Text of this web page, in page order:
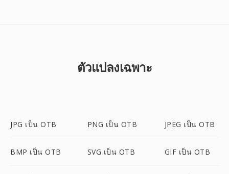
ตัวแปลงเฉพาะ
JPG เป็น OTB PNG เป็น OTB JPEG เป็น OTB
BMP เป็น OTB SVG เป็น OTB GIF เป็น OTB